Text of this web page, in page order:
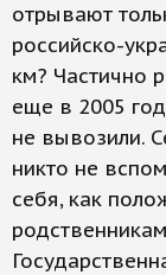
отрывают
российско-
км? Частично
еще в 2005
не вывозили.
никто не
себя, как